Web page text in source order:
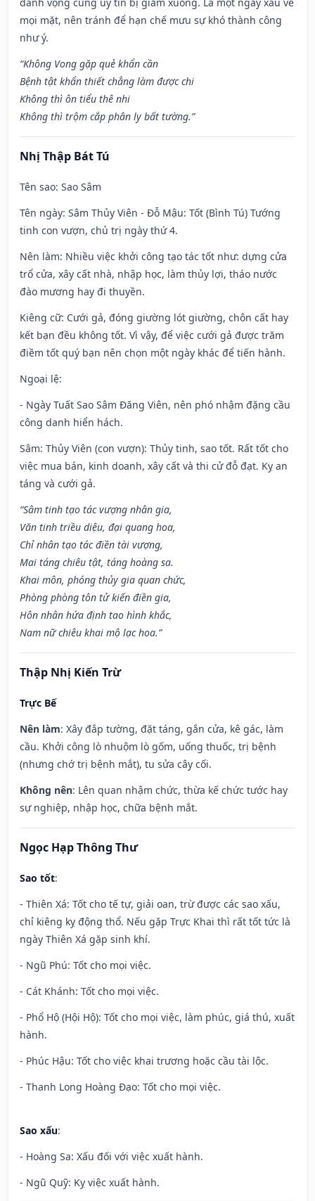
mọi mặt, nên tránh để hạn chế mưu sự khó thành công
như ý.
“Không Vong gặp quẻ khẩn cần
Bệnh tật khẩn thiết chẳng làm được chi
Không thì ôn tiểu thê nhi
Không thì trộm cắp phân ly bất tường.”
Nhị Thập Bát Tú
Tên sao: Sao Sâm
Tên ngày: Sâm Thủy Viên - Đỗ Mậu: Tốt (Bình Tú) Tướng
tinh con vượn, chủ trị ngày thứ 4.
Nên làm: Nhiều việc khởi công tạo tác tốt như: dựng cửa
trổ cửa, xây cất nhà, nhập học, làm thủy lợi, tháo nước
đào mương hay đi thuyền.
Kiêng cữ: Cưới gả, đóng giường lót giường, chôn cất hay
kết bạn đều không tốt. Vì vậy, để việc cưới gả được trăm
điềm tốt quý bạn nên chọn một ngày khác để tiến hành.
Ngoại lệ:
- Ngày Tuất Sao Sâm Đăng Viên, nên phó nhậm đặng cầu
công danh hiển hách.
Sâm: Thủy Viên (con vượn): Thủy tinh, sao tốt. Rất tốt cho
việc mua bán, kinh doanh, xây cất và thi cử đỗ đạt. Kỵ an
táng và cưới gả.
“Sâm tinh tạo tác vượng nhân gia,
Văn tinh triều diệu, đại quang hoa,
Chỉ nhân tạo tác điền tài vượng,
Mai táng chiêu tật, táng hoàng sa.
Khai môn, phóng thủy gia quan chức,
Phòng phòng tôn tử kiến điền gia,
Hôn nhân hứa định tao hình khắc,
Nam nữ chiêu khai mộ lạc hoa.”
Thập Nhị Kiến Trừ
Trực Bế
Nên làm: Xây đắp tường, đặt táng, gắn cửa, kê gác, làm
cầu. Khởi công lò nhuộm lò gốm, uống thuốc, trị bệnh
(nhưng chớ trị bệnh mắt), tu sửa cây cối.
Không nên: Lên quan nhậm chức, thừa kế chức tước hay
sự nghiệp, nhập học, chữa bệnh mắt.
Ngọc Hạp Thông Thư
Sao tốt:
- Thiên Xá: Tốt cho tế tự, giải oan, trừ được các sao xấu,
chỉ kiêng kỵ động thổ. Nếu gặp Trực Khai thì rất tốt tức là
ngày Thiên Xá gặp sinh khí.
- Ngũ Phú: Tốt cho mọi việc.
- Cát Khánh: Tốt cho mọi việc.
- Phổ Hộ (Hội Hộ): Tốt cho mọi việc, làm phúc, giá thú, xuất
hành.
- Phúc Hậu: Tốt cho việc khai trương hoặc cầu tài lộc.
- Thanh Long Hoàng Đạo: Tốt cho mọi việc.
Sao xấu:
- Hoàng Sa: Xấu đối với việc xuất hành.
- Ngũ Quỹ: Kỵ việc xuất hành.